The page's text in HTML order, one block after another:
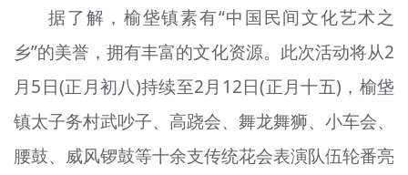
据了解，榆垡镇素有“中国民间文化艺术之
乡”的美誉，拥有丰富的文化资源。此次活动将从2
月5日(正月初八)持续至2月12日(正月十五)，榆垡
镇太子务村武吵子、高跷会、舞龙舞狮、小车会、
腰鼓、威风锣鼓等十余支传统花会表演队伍轮番亮